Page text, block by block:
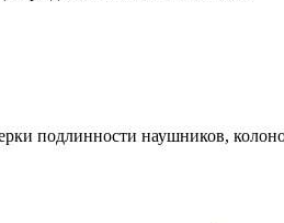
подлинности наушников,